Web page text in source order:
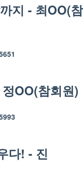
지 - 최OO(참
OO(참회원)
다! - 진